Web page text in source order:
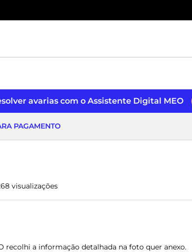
avarias com o Assistente Digital MEO
PAGAMENTO
visualizações
recolhi a informação detalhada na foto quer anexo.